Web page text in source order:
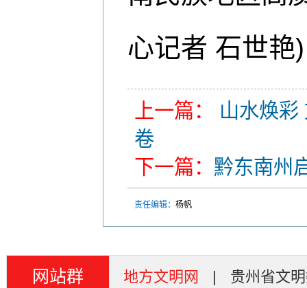
心记者 石世艳)
上一篇：
山水焕
卷
下一篇： 黔东南州
责任编辑： 杨帆
网站群 地方文明网 | 贵州省文